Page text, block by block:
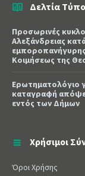
Δελτία
Προσωρινές
Αλεξάνδρειας
Κοιμήσεως της
Ερωτηματολόγιο
καταγραφή
εντός των Δήμων
Χρήσιμοι
Όροι Χρήσης